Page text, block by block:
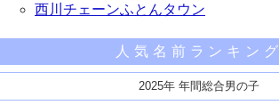
西川チェーンふとんタウン
人気名前ランキング
2025年 年間総合男の子